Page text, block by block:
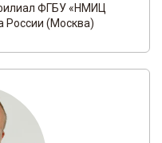
ФГБУ «НМИЦ
России (Москва)